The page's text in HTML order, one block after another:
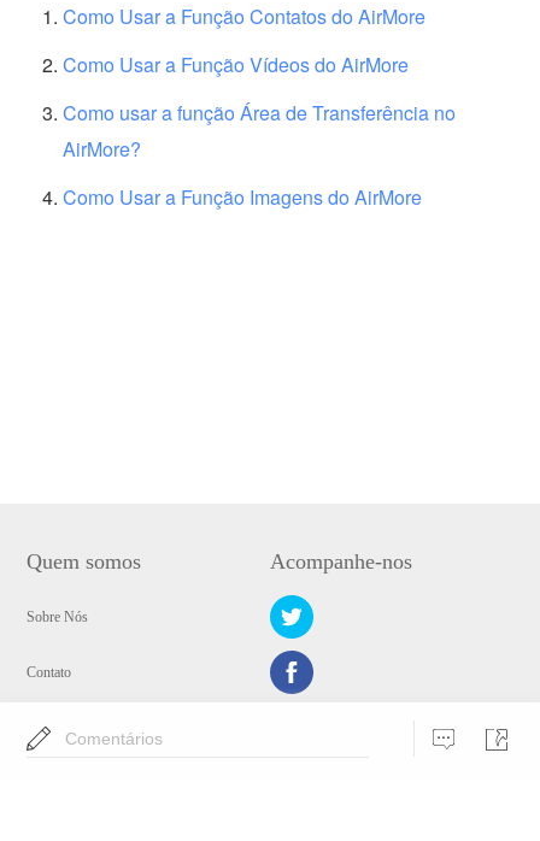
Como Usar a Função Contatos do AirMore
Como Usar a Função Vídeos do AirMore
Como usar a função Área de Transferência no
AirMore?
Como Usar a Função Imagens do AirMore
Quem somos
Sobre Nós
Contato
Política de Privacidade
Acompanhe-nos
Comentários